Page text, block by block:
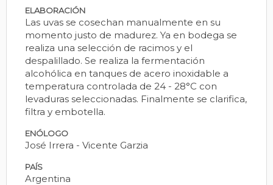
ELABORACIÓN
Las uvas se cosechan manualmente en su
momento justo de madurez. Ya en bodega se
realiza una selección de racimos y el
despalillado. Se realiza la fermentación
alcohólica en tanques de acero inoxidable a
temperatura controlada de 24 - 28°C con
levaduras seleccionadas. Finalmente se clarifica,
filtra y embotella.
ENÓLOGO
José Irrera - Vicente Garzia
PAÍS
Argentina